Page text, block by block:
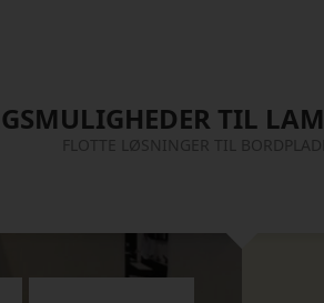
TIL
FLOTTE LØSNINGER TIL